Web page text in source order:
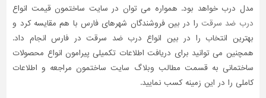
مدل درب خواهد بود. همواره می توان در سایت ساختمون قیمت انواع
درب ضد سرقت را در بین فروشندگان شهرهای فارس با هم مقایسه کرد و
بهترین انتخاب را در بین انواع درب ضد سرقت در فارس انجام داد.
همچنین می توانید برای دریافت اطلاعات تکمیلی پیرامون انواع محصولات
ساختمانی به قسمت مطالب وبلاگ سایت ساختمون مراجعه و اطلاعات
کاملی را در این زمینه کسب نمایید.